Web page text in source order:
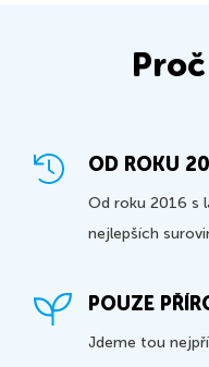
OD ROKU
Od roku 2016 s
nejlepších
POUZE
Jdeme tou